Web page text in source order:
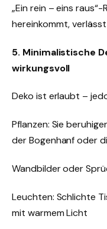
„Ein rein – eins
hereinkommt,
5. Minimalistische
wirkungsvoll
Deko ist erlaubt –
Pflanzen: Sie
der Bogenhanf oder
Wandbilder oder
Leuchten: Schlichte
mit warmem Licht